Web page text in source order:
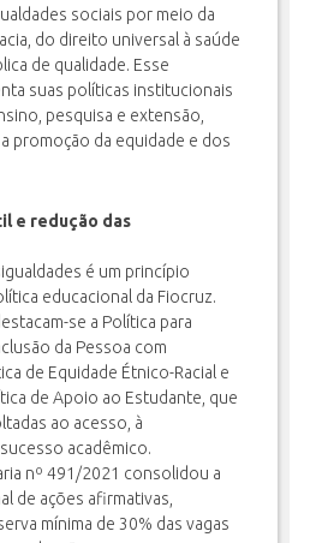
sociais por meio da
do direito universal à saúde
de qualidade. Esse
suas políticas institucionais
pesquisa e extensão,
promoção da equidade e dos
e redução das
é um princípio
educacional da Fiocruz.
se a Política para
da Pessoa com
de Equidade Étnico-Racial e
de Apoio ao Estudante, que
ao acesso, à
acadêmico.
nº 491/2021 consolidou a
de ações afirmativas,
mínima de 30% das vagas